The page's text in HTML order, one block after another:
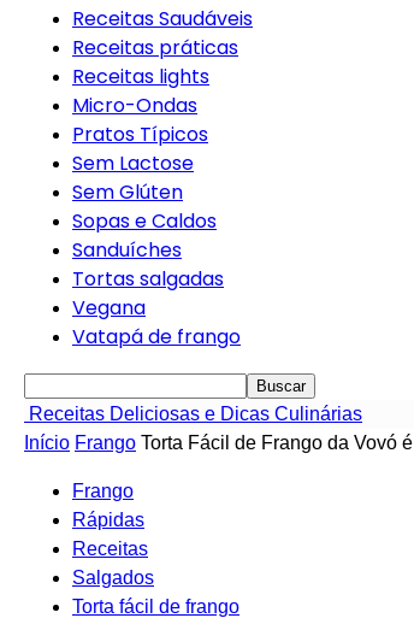
Receitas Saudáveis
Receitas práticas
Receitas lights
Micro-Ondas
Pratos Típicos
Sem Lactose
Sem Glúten
Sopas e Caldos
Sanduíches
Tortas salgadas
Vegana
Vatapá de frango
Receitas Deliciosas e Dicas Culinárias
Início Frango Torta Fácil de Frango da Vovó
Frango
Rápidas
Receitas
Salgados
Torta fácil de frango